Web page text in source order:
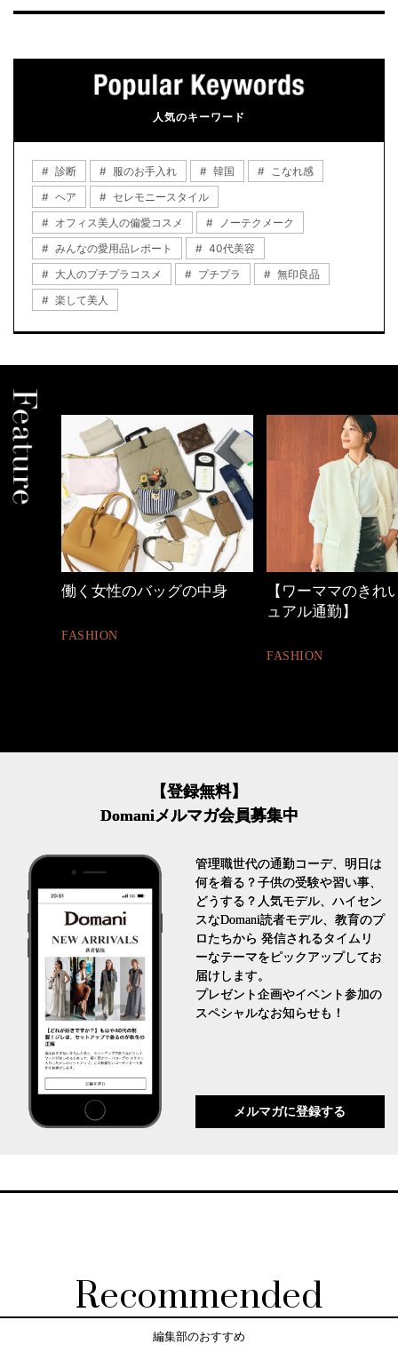
人気のキーワード
診断 服のお手入れ 韓国
こなれ感
ヘア
セレモニースタイル
オフィス美人の偏愛コスメ
ノーテクメーク
みんなの愛用品レポート
40代美容
大人のプチプラコスメ
プチプラ
無印良品
楽して美人
働く女性のバッグの中身
FASHION
【ワーママのきれ
ュアル通勤】
FASHION
【登録無料】
Domaniメルマガ会員募集中
管理職世代の通勤コーデ、明日は
何を着る？子供の受験や習い事、
どうする？人気モデル、ハイセン
スなDomani読者モデル、教育のプ
ロたちから 発信されるタイムリ
ーなテーマをピックアップしてお
届けします。
プレゼント企画やイベント参加の
スペシャルなお知らせも！
メルマガに登録する
Recommended
編集部のおすすめ